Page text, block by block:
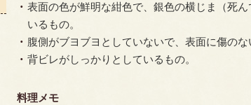
表面の色が鮮明な紺色で、銀色の横じま（死
いるもの。
腹側がブヨブヨとしていないで、表面に傷の
背ビレがしっかりとしているもの。
料理メモ